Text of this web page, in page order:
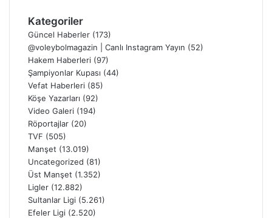
Kategoriler
Güncel Haberler (173)
@voleybolmagazin | Canlı Instagram Yayın (52)
Hakem Haberleri (97)
Şampiyonlar Kupası (44)
Vefat Haberleri (85)
Köşe Yazarları (92)
Video Galeri (194)
Röportajlar (20)
TVF (505)
Manşet (13.019)
Uncategorized (81)
Üst Manşet (1.352)
Ligler (12.882)
Sultanlar Ligi (5.261)
Efeler Ligi (2.520)